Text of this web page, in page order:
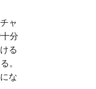
ャ
分
る
。
な